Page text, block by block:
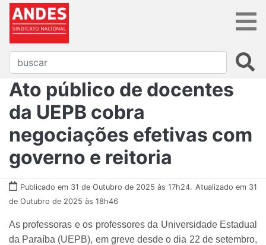
Ato público de docentes
da UEPB cobra
negociações efetivas com
governo e reitoria
Publicado em 31 de Outubro de 2025 às 17h24. Atualizado em 31
de Outubro de 2025 às 18h46
As professoras e os professores da Universidade Estadual
da Paraíba (UEPB), em greve desde o dia 22 de setembro,